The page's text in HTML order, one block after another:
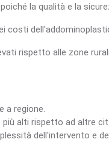
la qualità e la
costi
rispetto alle zone
a regione.
alti rispetto ad altre
dell'intervento e